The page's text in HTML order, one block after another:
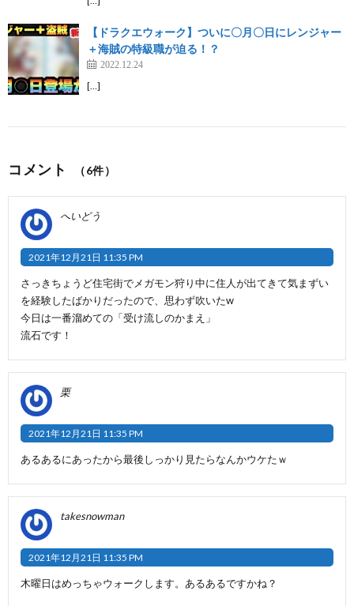
【ドラクエウォーク】ついに〇月〇日にレンジャー
＋海賊の特級職が迫る！？
2022.12.24
[…]
コメント （6件）
へいどう
2021年12月21日 11:35 PM
さっきちょうど住宅街でメガモン狩り中に住人が出てきて気まずい
を経験したばかりだったので、思わず吹いたw
今日は一番溜めての「受け流しのかまえ」
流石です！
栗
2021年12月21日 11:35 PM
あるあるにあったから最後しっかり見たらなんかウケたｗ
takesnowman
2021年12月21日 11:35 PM
木曜日はめっちゃウォークします。あるあるですかね？